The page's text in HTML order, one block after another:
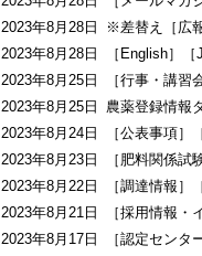
2023年8月28日 ※差替え［広
2023年8月28日 ［English］
2023年8月25日 ［行事・講
2023年8月25日 農薬登録情報
2023年8月24日 ［公表事項
2023年8月23日 ［肥料関係
2023年8月22日 ［調達情報］
2023年8月21日 ［採用情報
2023年8月17日 ［認定セン